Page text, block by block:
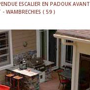
ESCALIER EN PADOUK AVANT
- WAMBRECHIES ( 59 )